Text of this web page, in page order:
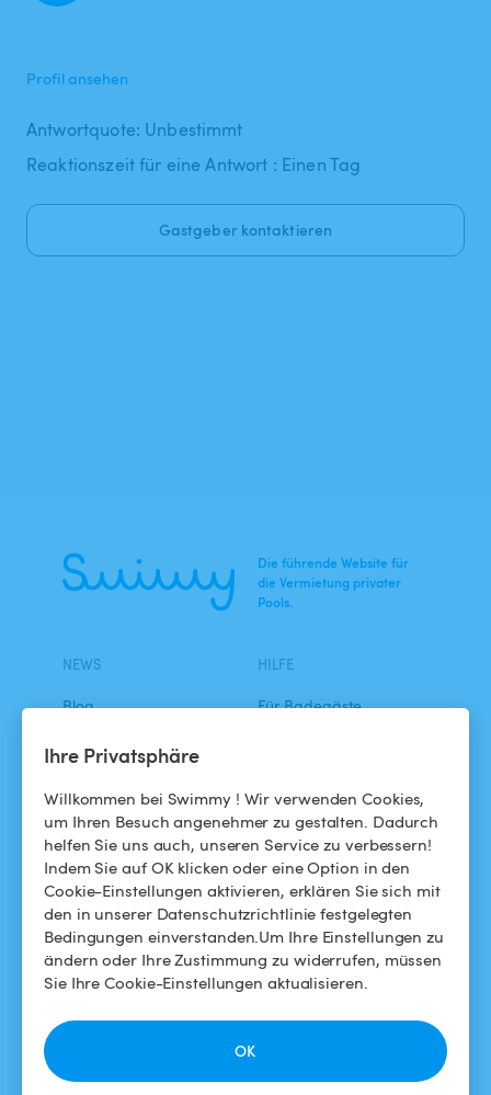
Ihre Privatsphäre
Willkommen bei Swimmy ! Wir verwenden Cookies,
um Ihren Besuch angenehmer zu gestalten. Dadurch
helfen Sie uns auch, unseren Service zu verbessern!
Indem Sie auf OK klicken oder eine Option in den
Cookie-Einstellungen aktivieren, erklären Sie sich mit
den in unserer Datenschutzrichtlinie festgelegten
Bedingungen einverstanden.Um Ihre Einstellungen zu
ändern oder Ihre Zustimmung zu widerrufen, müssen
Sie Ihre Cookie-Einstellungen aktualisieren.
OK
Profil ansehen
Antwortquote: Unbestimmt
Reaktionszeit für eine Antwort : Einen Tag
Gastgeber kontaktieren
Die führende Website für
die Vermietung privater
Pools.
NEWS
Blog
Swimmy in den Medien
Das Swimmy-Abenteuer
HILFE
Für Badegäste
Meinen Pool vermieten
So funktioniert's
HILFE
Helpdesk
Allgemeine
Datenschutzbestimmungen
FOLGEN SIE UNS
Facebook
Instagram